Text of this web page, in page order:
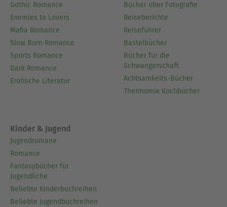
Gothic Romance
Enemies to Lovers
Mafia Romance
Slow Burn Romance
Sports Romance
Dark Romance
Erotische Literatur
Bücher über Fotografie
Reiseberichte
Reiseführer
Bastelbücher
Bücher für die
Schwangerschaft
Achtsamkeits-Bücher
Thermomix Kochbücher
Kinder & Jugend
Jugendromane
Romance
Fantasybücher für
Jugendliche
Beliebte Kinderbuchreihen
Beliebte Jugendbuchreihen